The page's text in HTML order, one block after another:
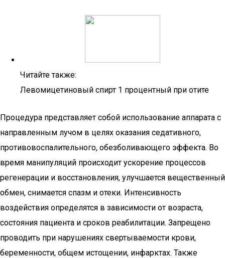
Читайте также:
Левомицетиновый спирт 1 процентный при отите
Процедура представляет собой использование аппарата с
направленным лучом в целях оказания седативного,
противовоспалительного, обезболивающего эффекта. Во
время манипуляций происходит ускорение процессов
регенерации и восстановления, улучшается вещественный
обмен, снимается спазм и отеки. Интенсивность
воздействия определятся в зависимости от возраста,
состояния пациента и сроков реабилитации. Запрещено
проводить при нарушениях свертываемости крови,
беременности, общем истощении, инфарктах. Также